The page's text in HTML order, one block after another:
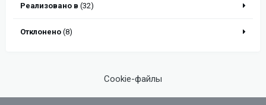
Реализовано в (32)
Отклонено (8)
Cookie-файлы